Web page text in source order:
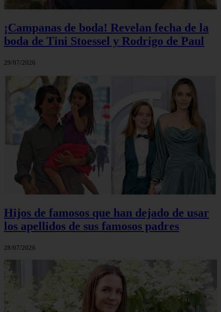
¡Campanas de boda! Revelan fecha de la
boda de Tini Stoessel y Rodrigo de Paul
29/07/2026
Hijos de famosos que han dejado de usar
los apellidos de sus famosos padres
28/07/2026